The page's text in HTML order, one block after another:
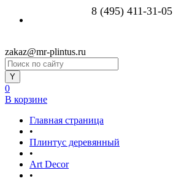
8 (495) 411-31-05
zakaz@mr-plintus.ru
0
В корзине
Главная страница
•
Плинтус деревянный
•
Art Decor
•